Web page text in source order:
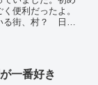
便利だったよ。
る街、村？ 日本
日...
一番好き